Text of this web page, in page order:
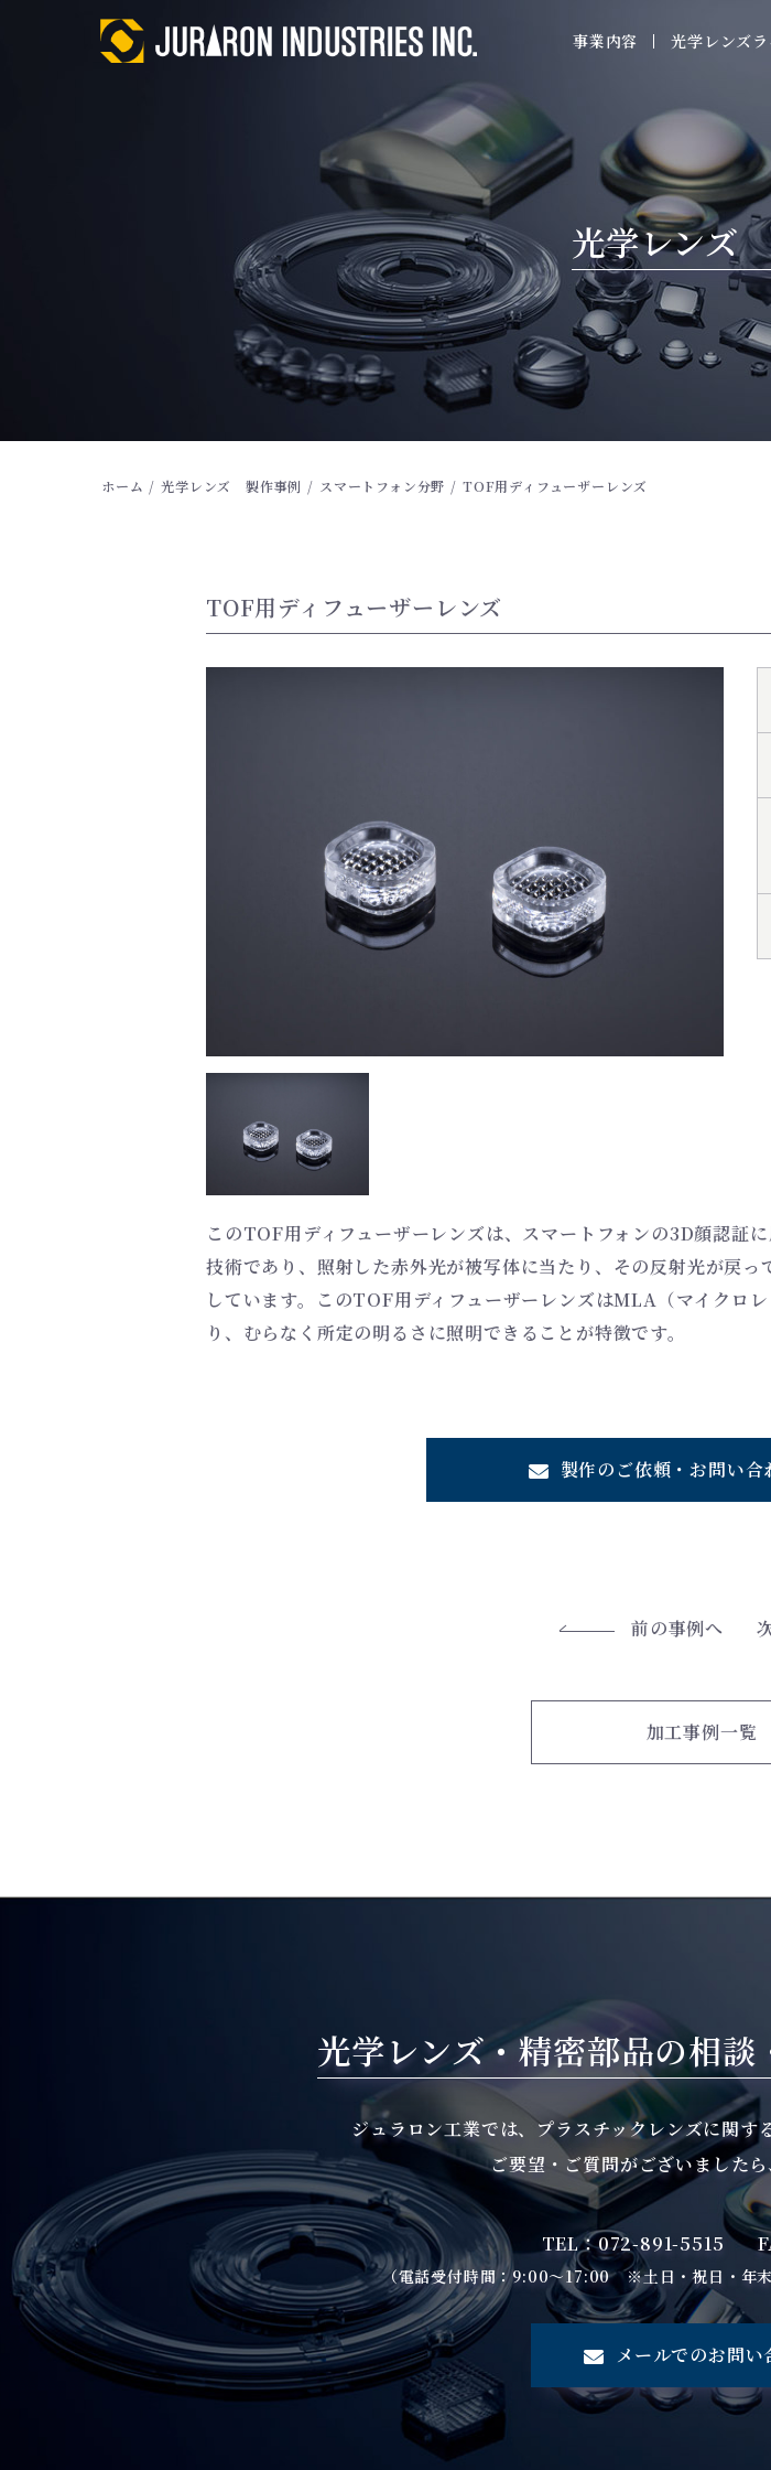
事業内容 光学レンズ
光学レンズ
ホーム / 光学レンズ 製作事例 / スマートフォン分野 / TOF用ディフューザーレンズ
TOF用ディフューザーレンズ
このTOF用ディフューザーレンズは、スマートフォンの3D顔認証
技術であり、照射した赤外光が被写体に当たり、その反射光が戻
しています。このTOF用ディフューザーレンズはMLA（マイクロ
り、むらなく所定の明るさに照明できることが特徴です。
製作のご依頼・お問い合
前の事例へ
加工事例一覧
光学レンズ・精密部品の相談
ジュラロン工業では、プラスチックレンズに関す
ご要望・ご質問がございました
TEL：072-891-5515
（電話受付時間：9:00～17:00 ※土日・祝日・年
メールでのお問い